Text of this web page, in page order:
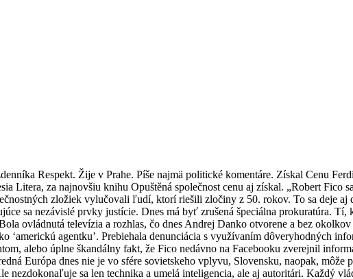
Respekt. Žije v Prahe. Píše najmä politické komentáre. Získal Cenu
Litera, za najnovšiu knihu Opuštěná společnost cenu aj získal. „Robert
zložiek vylučovali ľudí, ktorí riešili zločiny z 50. rokov. To sa deje
sa nezávislé prvky justície. Dnes má byť zrušená špeciálna prokuratúra.
Bola ovládnutá televízia a rozhlas, čo dnes Andrej Danko otvorene a bez
‘americkú agentku’. Prebiehala denunciácia s využívaním dôveryhodných
alebo úplne škandálny fakt, že Fico nedávno na Facebooku zverejnil
Európa dnes nie je vo sfére sovietskeho vplyvu, Slovensku, naopak,
sa len technika a umelá inteligencia, ale aj autoritári. Každý